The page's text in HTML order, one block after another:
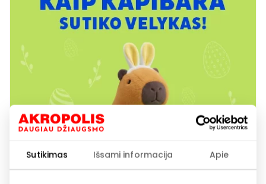
Sutikimas Išsami informacija Apie